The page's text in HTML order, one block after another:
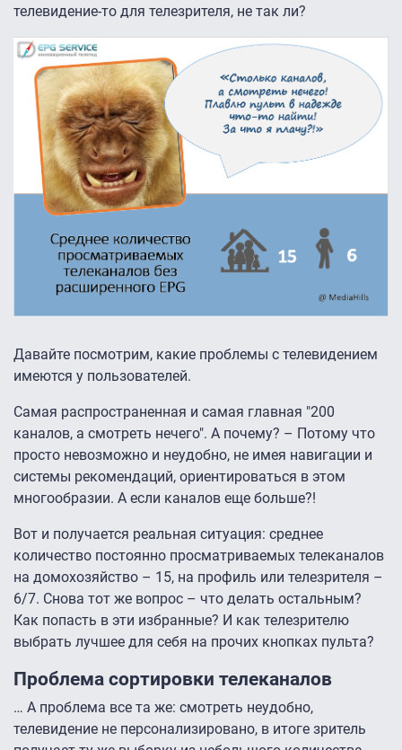
телевидение-то для телезрителя, не так ли?
Давайте посмотрим, какие проблемы с телевидением
имеются у пользователей.
Самая распространенная и самая главная "200
каналов, а смотреть нечего". А почему? – Потому что
просто невозможно и неудобно, не имея навигации и
системы рекомендаций, ориентироваться в этом
многообразии. А если каналов еще больше?!
Вот и получается реальная ситуация: среднее
количество постоянно просматриваемых телеканалов
на домохозяйство – 15, на профиль или телезрителя –
6/7. Снова тот же вопрос – что делать остальным?
Как попасть в эти избранные? И как телезрителю
выбрать лучшее для себя на прочих кнопках пульта?
Проблема сортировки телеканалов
… А проблема все та же: смотреть неудобно,
телевидение не персонализировано, в итоге зритель